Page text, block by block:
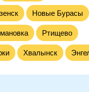
Новые Бурасы
Ртищево
Хвалынск